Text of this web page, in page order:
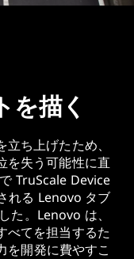
を描く
ち上げたため、
を失う可能性に直
TruScale Device
れる Lenovo タブ
た。Lenovo は、
べてを担当するた
を開発に費やすこ